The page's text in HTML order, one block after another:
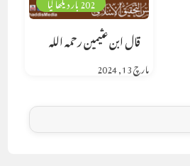
قال ابن عثيمين رحمه الله
مارچ 13, 2024